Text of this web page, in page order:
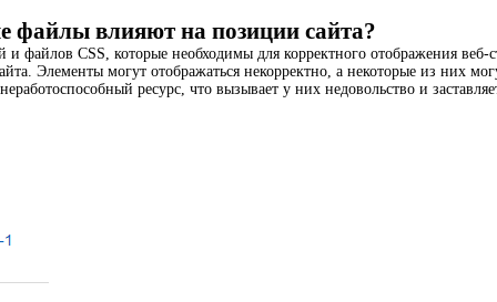
файлы влияют на позиции сайта?
и файлов CSS, которые необходимы для корректного отображения
Элементы могут отображаться некорректно, а некоторые из них
ресурс, что вызывает у них недовольство и